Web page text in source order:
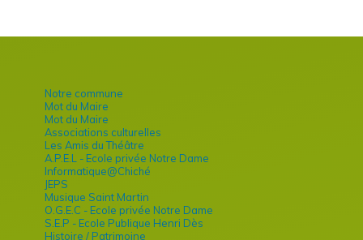
Notre commune
Mot du Maire
Mot du Maire
Associations culturelles
Les Amis du Théâtre
A.P.E.L - Ecole privée Notre Dame
Informatique@Chiché
JEPS
Musique Saint Martin
O.G.E.C - Ecole privée Notre Dame
S.E.P - Ecole Publique Henri Dès
Histoire / Patrimoine